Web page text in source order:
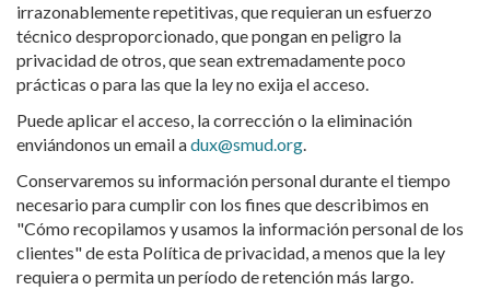
irrazonablemente repetitivas, que requieran un esfuerzo
técnico desproporcionado, que pongan en peligro la
privacidad de otros, que sean extremadamente poco
prácticas o para las que la ley no exija el acceso.
Puede aplicar el acceso, la corrección o la eliminación
enviándonos un email adux@smud.org.
Conservaremos su información personal durante el tiempo
necesario para cumplir con los fines que describimos en
"Cómo recopilamos y usamos la información personal de los
clientes" de esta Política de privacidad, a menos que la ley
requiera o permita un período de retención más largo.